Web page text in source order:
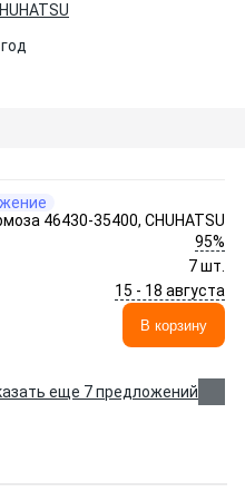
46430-35400, CHUHATSU
95%
7 шт.
15 - 18 августа
В корзину
еще 7 предложений